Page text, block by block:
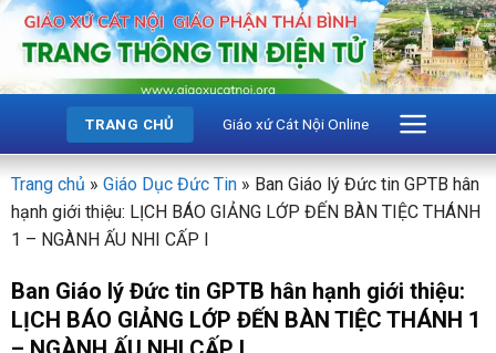
Bỏ
qua
dung
TRANG CHỦ Giáo xứ Cát Nội Online
Trang chủ » Giáo Dục Đức Tin » Ban Giáo lý Đức tin GPTB hân
hạnh giới thiệu: LỊCH BÁO GIẢNG LỚP ĐẾN BÀN TIỆC THÁNH
1 – NGÀNH ẤU NHI CẤP I
Ban Giáo lý Đức tin GPTB hân hạnh giới thiệu:
LỊCH BÁO GIẢNG LỚP ĐẾN BÀN TIỆC THÁNH 1